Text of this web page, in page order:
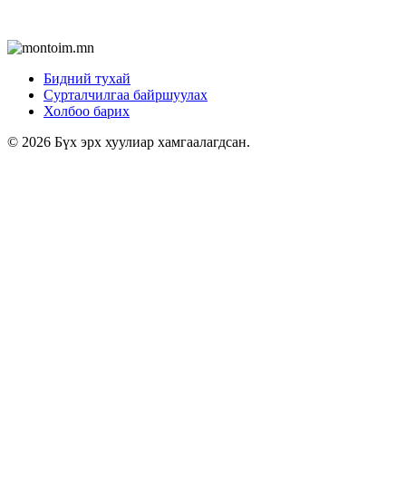
Бидний тухай
Сурталчилгаа байршуулах
Холбоо барих
© 2026 Бүх эрх хуулиар хамгаалагдсан.